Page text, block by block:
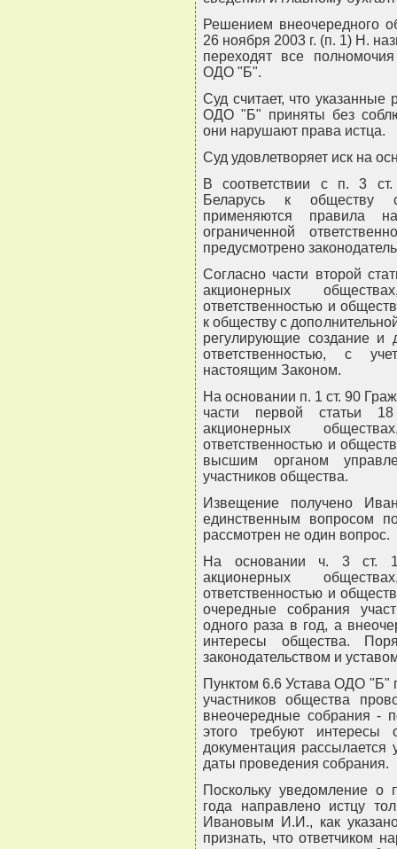
Решением внеочередного
26 ноября 2003 г. (п. 1) Н.
переходят все
ОДО "Б".
Суд считает, что
ОДО "Б" приняты без
они нарушают права истца.
Суд удовлетворяет иск на
В соответствии с п. 3 ст.
Беларусь к обществу с
применяются правила
ограниченной
предусмотрено
Согласно части второй
акционерных
ответственностью и
к обществу с
регулирующие создание и
ответственностью, с
настоящим Законом.
На основании п. 1 ст. 90
части первой статьи
акционерных
ответственностью и
высшим органом
участников общества.
Извещение получено
единственным вопросом
рассмотрен не один вопрос.
На основании ч. 3 ст.
акционерных
ответственностью и
очередные собрания
одного раза в год, а
интересы общества.
законодательством и
Пунктом 6.6 Устава ОДО "Б"
участников общества
внеочередные собрания -
этого требуют
документация
даты проведения собрания.
Поскольку уведомление о
года направлено истцу
Ивановым И.И., как
признать, что ответчиком